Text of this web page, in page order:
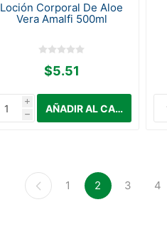
Loción Corporal De Aloe
Vera Amalfi 500ml
$5.51
i
h
1 2 3 4